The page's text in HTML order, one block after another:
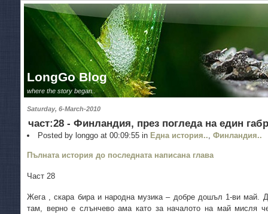
LongGo Blog
where the story began..
Saturday, 6-March-2010
част:28 - Финландия, през погледа на един
Posted by longgo at 00:09:55 in Една история..,Финландия..
Пълната история до последната написана глава
Част 28
Жега , скара бира и народна музика – добре дошъл 1-ви май.
там, верно е слънчево ама като за началото на май мисля